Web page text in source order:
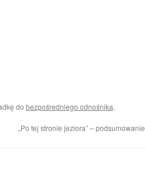
do bezpośredniego odnośnika.
„Po tej stronie jeziora” – podsumowanie